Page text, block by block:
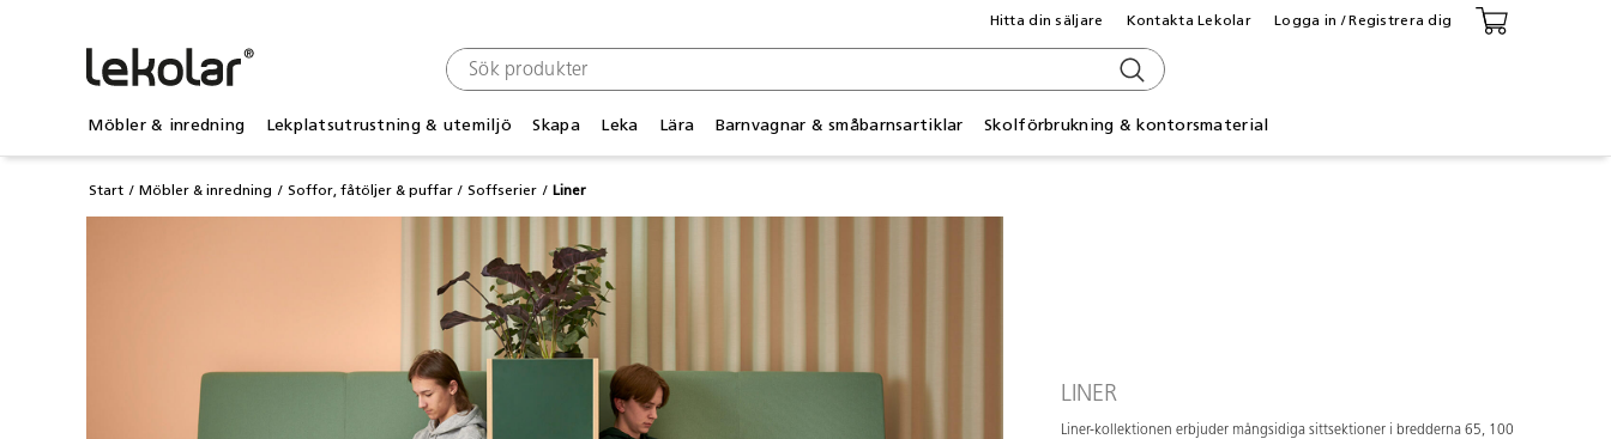
Möbler & inredning Lekplatsutrustning & utemiljö Skapa Leka Lära Barnvagnar & småbarnsartiklar Skolförbrukning & kontorsmaterial
Hitta din säljare Kontakta Lekolar Logga in / Registrera dig
Start Möbler & inredning Soffor, fåtöljer & puffar Soffserier Liner
LINER
Liner-kollektionen erbjuder mångsidiga sittsektioner i bredderna 65, 100